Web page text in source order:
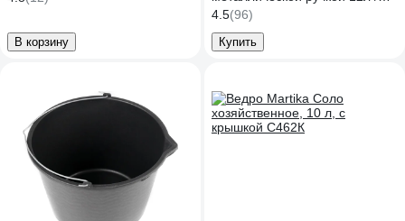
В корзину
080506-001-012
4.5(96)
Купить